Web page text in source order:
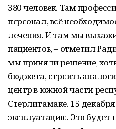
380 человек. Там
персонал, всё
лечения. И там мы
пациентов, – отметил
мы приняли решение,
бюджета, строить
центр в южной части
Стерлитамаке. 15
эксплуатацию. Это будет